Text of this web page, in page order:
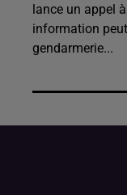
lance un appel
information
gendarmerie...